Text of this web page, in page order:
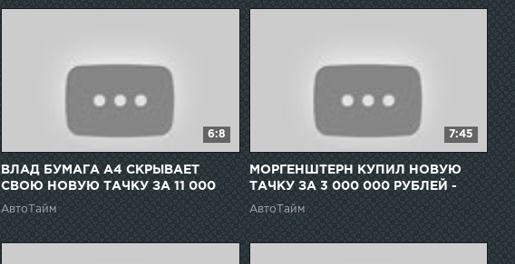
6:8
ВЛАД БУМАГА А4 СКРЫВАЕТ
СВОЮ НОВУЮ ТАЧКУ ЗА 11 000
000 РУБЛЕЙ...ПОЧЕМУ?
АвтоТайм
7:45
МОРГЕНШТЕРН КУПИЛ НОВУЮ
ТАЧКУ ЗА 3 000 000 РУБЛЕЙ -
ПРУФЫ!!!
АвтоТайм